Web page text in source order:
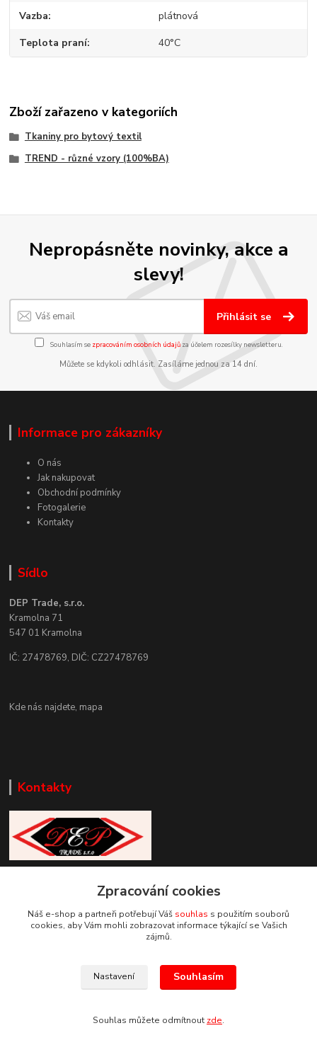
Vazba plátnová
Teplota praní 40°C
Zboží zařazeno v kategoriích
Tkaniny pro bytový textil
TREND - různé vzory (100%BA)
Nepropásněte novinky, akce a
slevy!
Přihlásit se
Souhlasím se zpracováním osobních údajůza účelem rozesílky newsletteru.
Můžete se kdykoli odhlásit. Zasíláme jednou za 14 dní.
Informace pro zákazníky
O nás
Jak nakupovat
Obchodní podmínky
Fotogalerie
Kontakty
Sídlo
DEP Trade, s.r.o.
Kramolna 71
547 01 Kramolna
IČ: 27478769, DIČ: CZ27478769
Kde nás najdete, mapa
Kontakty
+420 777 085 857
info@deptrade.cz
Zpracování cookies
Náš e-shop a partneři potřebují Váš souhlas s použitím souborů
cookies, aby Vám mohli zobrazovat informace týkající se Vašich
zájmů.
Nastavení Souhlasím
Souhlas můžete odmítnout zde.